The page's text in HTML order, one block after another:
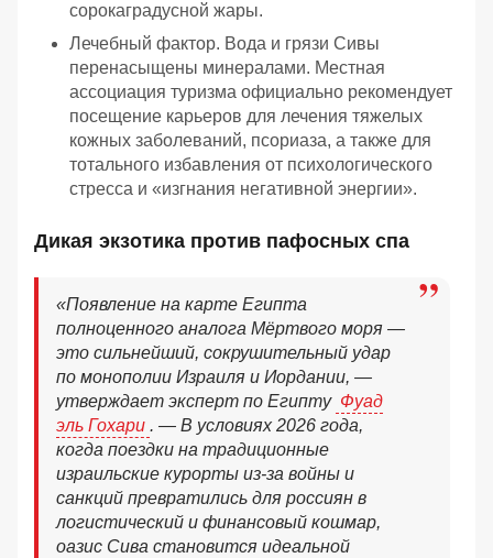
сорокаградусной жары.
Лечебный фактор. Вода и грязи Сивы
перенасыщены минералами. Местная
ассоциация туризма официально рекомендует
посещение карьеров для лечения тяжелых
кожных заболеваний, псориаза, а также для
тотального избавления от психологического
стресса и «изгнания негативной энергии».
Дикая экзотика против пафосных спа
«Появление на карте Египта
полноценного аналога Мёртвого моря —
это сильнейший, сокрушительный удар
по монополии Израиля и Иордании, —
утверждает эксперт по Египту Фуад
эль Гохари . — В условиях 2026 года,
когда поездки на традиционные
израильские курорты из-за войны и
санкций превратились для россиян в
логистический и финансовый кошмар,
оазис Сива становится идеальной